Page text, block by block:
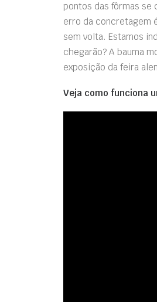
pontos das fôrmas se
erro da concretagem
sem volta. Estamos
chegarão? A bauma
exposição da feira
Veja como funciona